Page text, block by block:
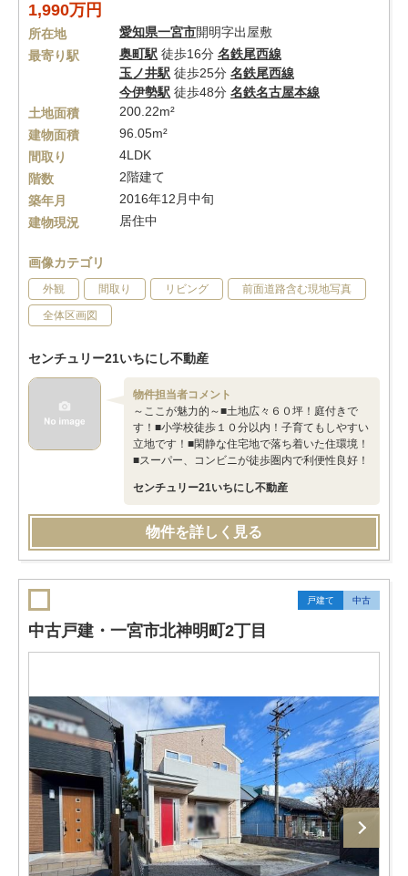
1,990万円
所在地 愛知県一宮市開明字出屋敷
最寄り駅
奥町駅 徒歩16分 名鉄尾西線
玉ノ井駅 徒歩25分 名鉄尾西線
今伊勢駅 徒歩48分 名鉄名古屋本線
土地面積
200.22m²
建物面積
96.05m²
間取り
4LDK
階数
2階建て
築年月
2016年12月中旬
建物現況
居住中
画像カテゴリ
外観 間取り リビング 前面道路含む現地写真
全体区画図
センチュリー21いちにし不動産
物件担当者コメント
～ここが魅力的～■土地広々６０坪！庭付きで
す！■小学校徒歩１０分以内！子育てもしやすい
立地です！■閑静な住宅地で落ち着いた住環境！
■スーパー、コンビニが徒歩圏内で利便性良好！
センチュリー21いちにし不動産
物件を詳しく見る
戸建て 中古
中古戸建・一宮市北神明町2丁目